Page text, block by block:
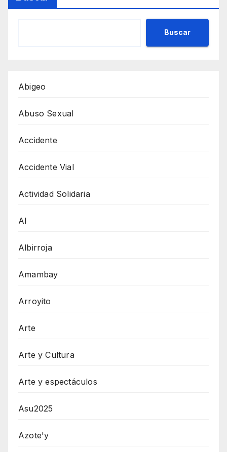
Buscar
Abigeo
Abuso Sexual
Accidente
Accidente Vial
Actividad Solidaria
AI
Albirroja
Amambay
Arroyito
Arte
Arte y Cultura
Arte y espectáculos
Asu2025
Azote'y